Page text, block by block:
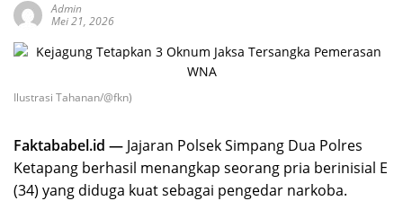
Admin
Mei 21, 2026
Ilustrasi Tahanan/@fkn)
Faktababel.id — Jajaran Polsek Simpang Dua Polres
Ketapang berhasil menangkap seorang pria berinisial E
(34) yang diduga kuat sebagai pengedar narkoba.